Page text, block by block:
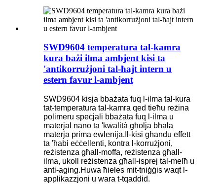
SWD9604 temperatura tal-kamra
kura bażi ilma ambjent kisi ta
'antikorrużjoni tal-ħajt intern u
estern favur l-ambjent
SWD9604 kisja bbażata fuq l-ilma tal-kura
tat-temperatura tal-kamra qed tieħu reżina
polimeru speċjali bbażata fuq l-ilma u
materjal nano ta 'kwalità għolja bħala
materja prima ewlenija.Il-kisi għandu effett
ta 'ħabi eċċellenti, kontra l-korrużjoni,
reżistenza għall-moffa, reżistenza għall-
ilma, ukoll reżistenza għall-isprej tal-melħ u
anti-aging.Huwa ħieles mit-tniġġis waqt l-
applikazzjoni u wara t-tqaddid.